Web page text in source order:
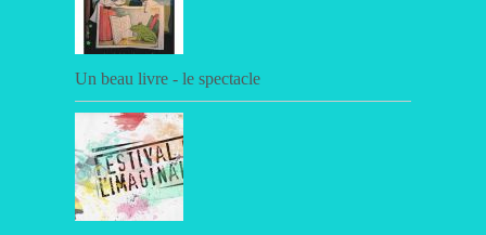
Un beau livre - le spectacle